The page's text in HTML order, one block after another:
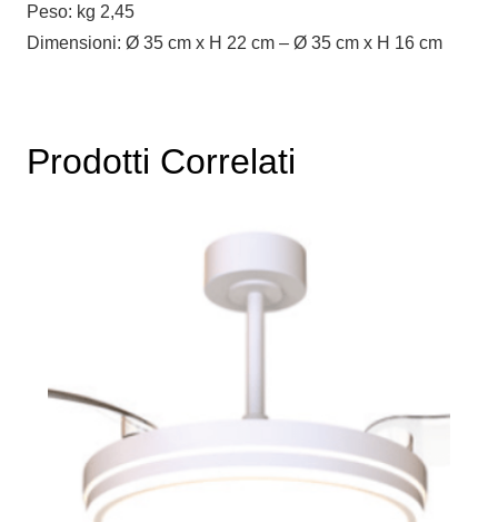
Peso: kg 2,45
Dimensioni: Ø 35 cm x H 22 cm – Ø 35 cm x H 16 cm
Prodotti Correlati